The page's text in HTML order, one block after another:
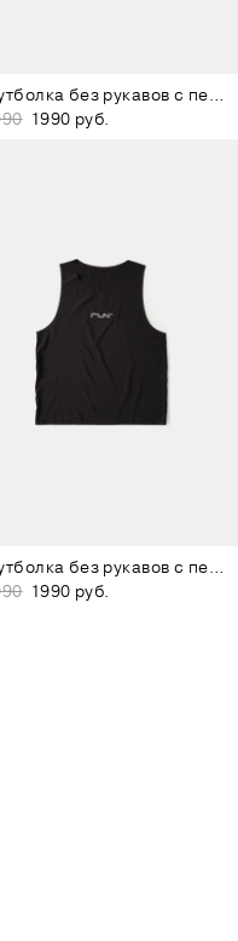
Футболка без рукавов с перфорацией светло-серая
1990 руб.
Футболка без рукавов с перфорацией чёрная
1990 руб.